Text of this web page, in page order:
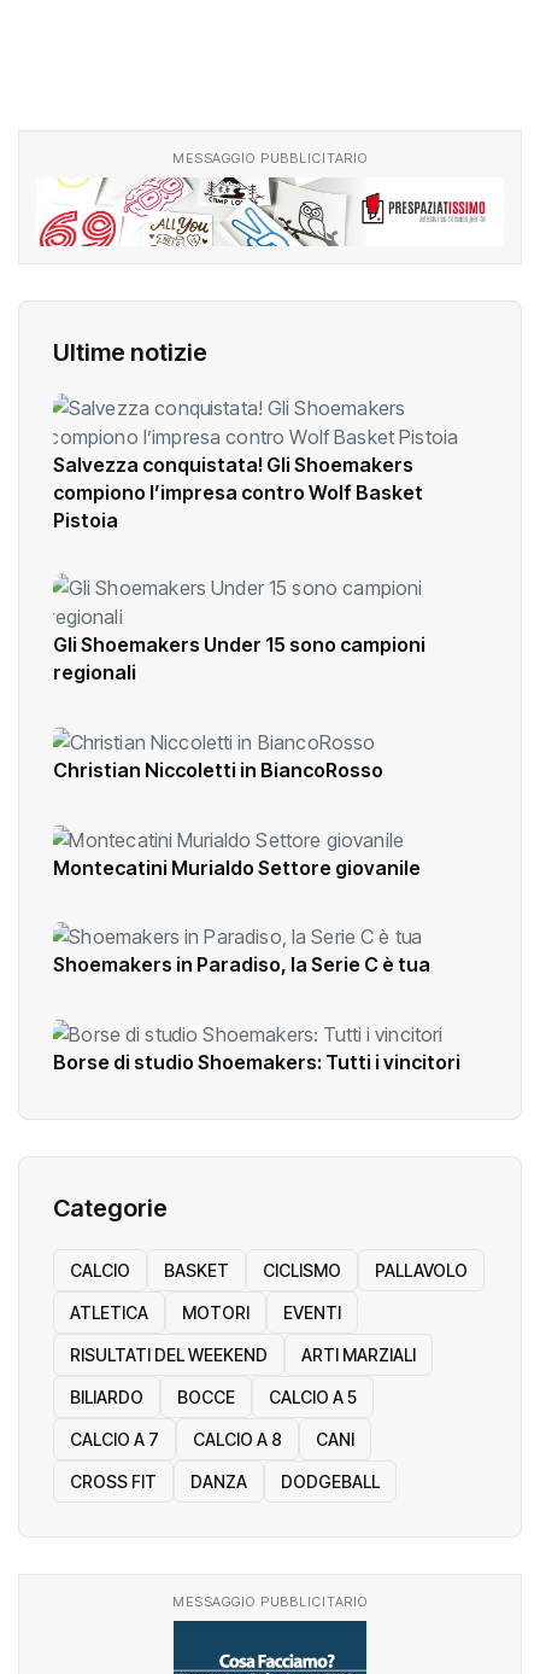
MESSAGGIO PUBBLICITARIO
Ultime notizie
Salvezza conquistata! Gli Shoemakers
compiono l’impresa contro Wolf Basket
Pistoia
Gli Shoemakers Under 15 sono campioni
regionali
Christian Niccoletti in BiancoRosso
Montecatini Murialdo Settore giovanile
Shoemakers in Paradiso, la Serie C è tua
Borse di studio Shoemakers: Tutti i vincitori
Categorie
CALCIO BASKET CICLISMO PALLAVOLO
ATLETICA MOTORI EVENTI
RISULTATI DEL WEEKEND ARTI MARZIALI
BILIARDO BOCCE CALCIO A 5
CALCIO A 7 CALCIO A 8 CANI
CROSS FIT DANZA DODGEBALL
MESSAGGIO PUBBLICITARIO